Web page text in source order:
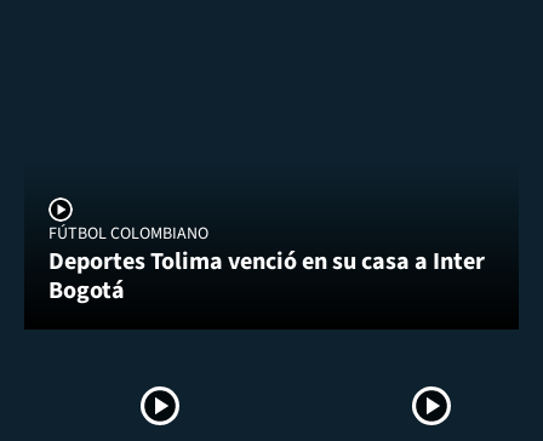
FÚTBOL COLOMBIANO
Deportes Tolima venció en su casa a Inter
Bogotá